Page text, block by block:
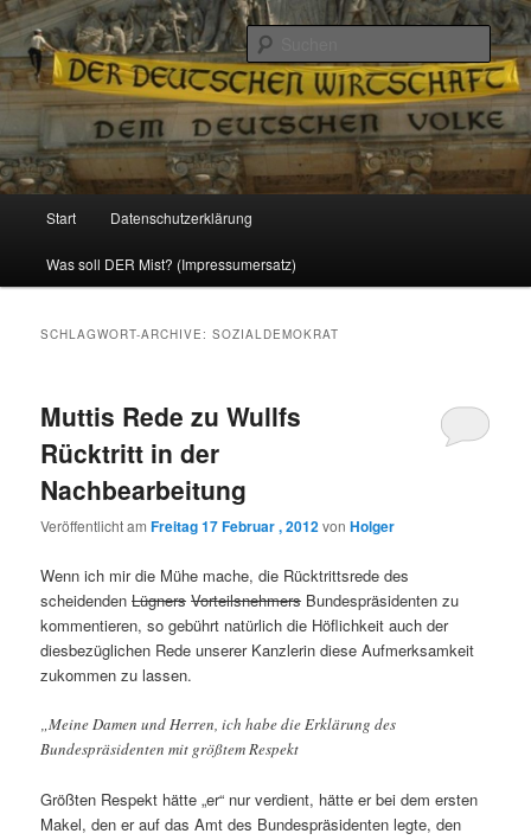
Reizzentrum
Politik, Wirtschaft, Soziales und Gesellschaft
Zum
Inhalt
Zum
sekundären
Start Datenschutzerklärung
Was soll DER Mist? (Impressumersatz)
SCHLAGWORT-ARCHIVE:SOZIALDEMOKRAT
Muttis Rede zu Wullfs
Rücktritt in der
Nachbearbeitung
Veröffentlicht amFreitag 17 Februar , 2012vonHolger
Wenn ich mir die Mühe mache, die Rücktrittsrede des
scheidendenLügners Vorteilsnehmers Bundespräsidenten zu
kommentieren, so gebührt natürlich die Höflichkeit auch der
diesbezüglichen Rede unserer Kanzlerin diese Aufmerksamkeit
zukommen zu lassen.
„Meine Damen und Herren, ich habe die Erklärung des
Bundespräsidenten mit größtem Respekt
Größten Respekt hätte „er“ nur verdient, hätte er bei dem ersten
Makel, den er auf das Amt des Bundespräsidenten legte, den